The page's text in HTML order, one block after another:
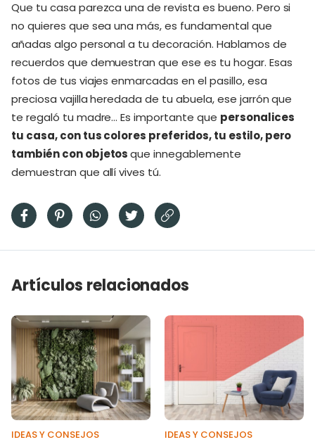
Que tu casa parezca una de revista es bueno. Pero si
no quieres que sea una más, es fundamental que
añadas algo personal a tu decoración. Hablamos de
recuerdos que demuestran que ese es tu hogar. Esas
fotos de tus viajes enmarcadas en el pasillo, esa
preciosa vajilla heredada de tu abuela, ese jarrón que
te regaló tu madre… Es importante que personalices
tu casa, con tus colores preferidos, tu estilo, pero
también con objetosque innegablemente
demuestran que allí vives tú.
Artículos relacionados
IDEAS Y CONSEJOS IDEAS Y CONSEJOS